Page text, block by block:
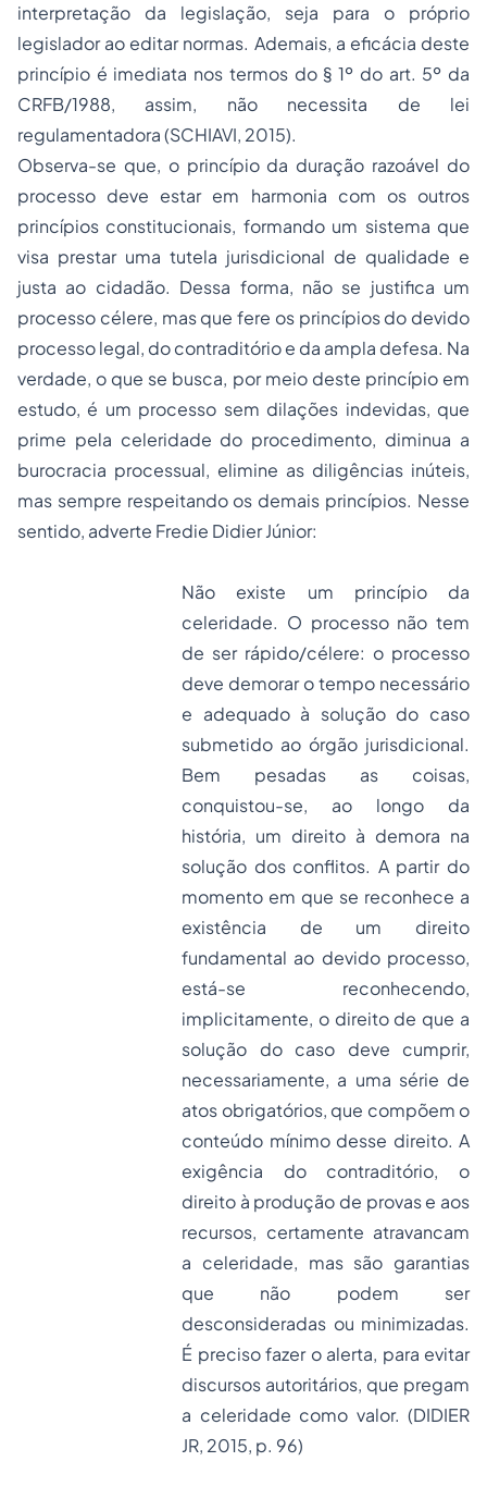
interpretação da legislação, seja para o próprio
legislador ao editar normas. Ademais, a eficácia deste
princípio é imediata nos termos do § 1º do art. 5º da
CRFB/1988, assim, não necessita de lei
regulamentadora (SCHIAVI, 2015).
Observa-se que, o princípio da duração razoável do
processo deve estar em harmonia com os outros
princípios constitucionais, formando um sistema que
visa prestar uma tutela jurisdicional de qualidade e
justa ao cidadão. Dessa forma, não se justifica um
processo célere, mas que fere os princípios do devido
processo legal, do contraditório e da ampla defesa. Na
verdade, o que se busca, por meio deste princípio em
estudo, é um processo sem dilações indevidas, que
prime pela celeridade do procedimento, diminua a
burocracia processual, elimine as diligências inúteis,
mas sempre respeitando os demais princípios. Nesse
sentido, adverte Fredie Didier Júnior:
Não existe um princípio da
celeridade. O processo não tem
de ser rápido/célere: o processo
deve demorar o tempo necessário
e adequado à solução do caso
submetido ao órgão jurisdicional.
Bem pesadas as coisas,
conquistou-se, ao longo da
história, um direito à demora na
solução dos conflitos. A partir do
momento em que se reconhece a
existência de um direito
fundamental ao devido processo,
está-se reconhecendo,
implicitamente, o direito de que a
solução do caso deve cumprir,
necessariamente, a uma série de
atos obrigatórios, que compõem o
conteúdo mínimo desse direito. A
exigência do contraditório, o
direito à produção de provas e aos
recursos, certamente atravancam
a celeridade, mas são garantias
que não podem ser
desconsideradas ou minimizadas.
É preciso fazer o alerta, para evitar
discursos autoritários, que pregam
a celeridade como valor. (DIDIER
JR, 2015, p. 96)